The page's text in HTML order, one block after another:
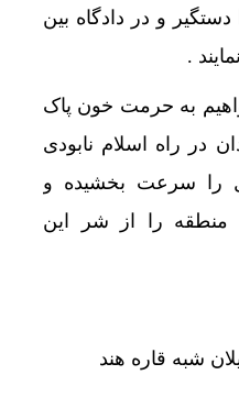
دستگیر و در دادگاه بین
.
به حرمت خون پاک
در راه اسلام نابودی
را سرعت بخشیده و
را از شر این
شبه قاره هند